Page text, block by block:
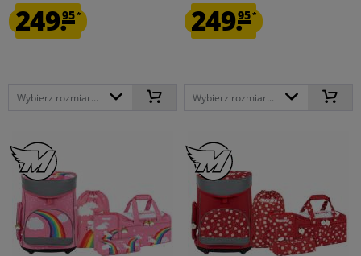
249.95*
Wybierz rozmiar...
249.95*
Wybierz rozmiar...